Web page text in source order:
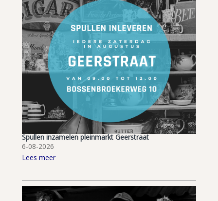
Spullen inzamelen pleinmarkt Geerstraat
6-08-2026
Lees meer